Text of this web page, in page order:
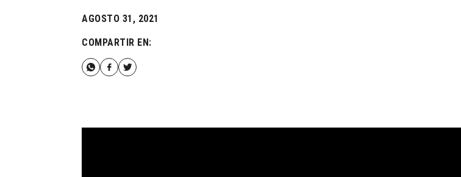
AGOSTO 31, 2021
COMPARTIR EN: